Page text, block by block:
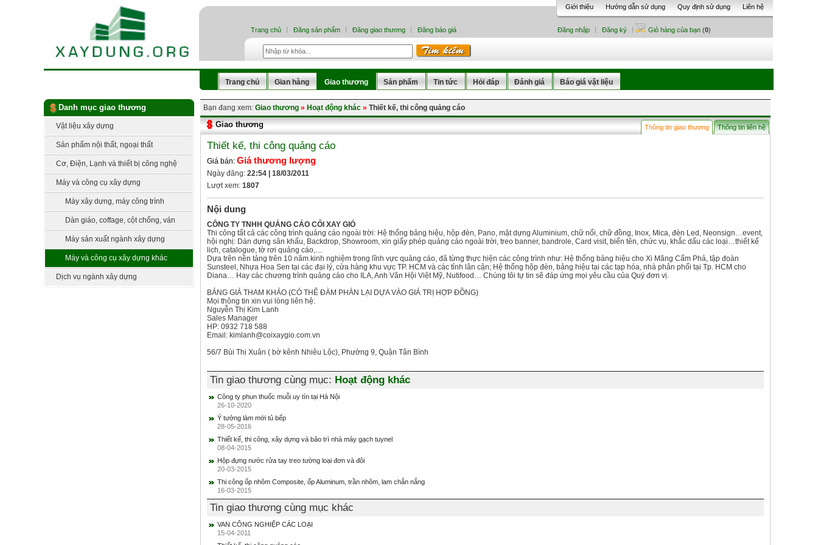
Giới thiệu Hướng dẫn sử dụng Quy định sử dụng Liên hệ
Trang chủ Đăng sản phẩm Đăng giao thương Đăng báo giá Đăng nhập Đăng ký Giỏ hàng của bạn (0)
Trang chủ Gian hàng Giao thương Sản phẩm Tin tức Hỏi đáp Đánh giá Báo giá vật liệu
Danh mục giao thương
Vật liệu xây dựng
Sản phẩm nội thất, ngoại thất
Cơ, Điện, Lạnh và thiết bị công nghệ
Máy và công cụ xây dựng
Máy xây dựng, máy công trình
Dàn giáo, coffage, cột chống, ván
Máy sản xuất ngành xây dựng
Máy và công cụ xây dựng khác
Dịch vụ ngành xây dựng
Bạn đang xem: Giao thương » Hoạt động khác » Thiết kế, thi công quảng cáo
Giao thương Thông tin giao thương Thông tin liên hệ
Thiết kế, thi công quảng cáo
Giá bán: Giá thương lượng
Ngày đăng: 22:54 | 18/03/2011
Lượt xem: 1807
Nội dung
CÔNG TY TNHH QUẢNG CÁO CỐI XAY GIÓ
Thi công tất cả các công trình quảng cáo ngoài trời: Hệ thống bảng hiệu, hộp đèn, Pano, mặt dựng Aluminium, chữ nổi, chữ đồng, Inox, Mica, đèn Led, Neonsign…event,
hội nghị: Dàn dựng sân khấu, Backdrop, Showroom, xin giấy phép quảng cáo ngoài trời, treo banner, bandrole, Card visit, biển tên, chức vụ, khắc dấu các loại…thiết kế
lich, catalogue, tờ rơi quảng cáo,....
Dựa trên nền tảng trên 10 năm kinh nghiệm trong lĩnh vực quảng cáo, đã từng thực hiện các công trình như: Hệ thống bảng hiệu cho Xi Măng Cẩm Phả, tập đoàn
Sunsteel, Nhựa Hoa Sen tại các đại lý, cửa hàng khu vực TP. HCM và các tỉnh lân cận; Hệ thống hộp đèn, bảng hiệu tại các tạp hóa, nhà phân phối tại Tp. HCM cho
Diana… Hay các chương trình quảng cáo cho ILA, Anh Văn Hội Việt Mỹ, Nutifood… Chúng tôi tự tin sẽ đáp ứng mọi yêu cầu của Quý đơn vị.
BẢNG GIÁ THAM KHẢO (CÓ THỂ ĐÀM PHÁN LẠI DỰA VÀO GIÁ TRỊ HỢP ĐỒNG)
Mọi thông tin xin vui lòng liên hệ:
Nguyễn Thị Kim Lanh
Sales Manager
HP: 0932 718 588
Email: kimlanh@coixaygio.com.vn
56/7 Bùi Thị Xuân ( bờ kênh Nhiêu Lộc), Phường 9, Quận Tân Bình
Tin giao thương cùng mục: Hoạt động khác
Công ty phun thuốc muỗi uy tín tại Hà Nội
26-10-2020
Ý tưởng làm mới tủ bếp
28-05-2016
Thiết kế, thi công, xây dựng và bảo trì nhà máy gạch tuynel
08-04-2015
Hộp đựng nước rửa tay treo tường loại đơn và đôi
20-03-2015
Thi công ốp nhôm Composite, ốp Aluminum, trần nhôm, lam chắn nắng
16-03-2015
Tin giao thương cùng mục khác
VAN CÔNG NGHIỆP CÁC LOẠI
15-04-2011